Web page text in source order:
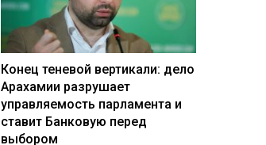
Конец теневой вертикали: дело
Арахамии разрушает
управляемость парламента и
ставит Банковую перед
выбором